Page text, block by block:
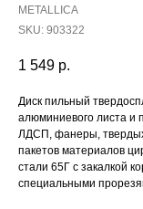
METALLICA
SKU: 903322
1 549 р.
Диск пильный
алюминиевого листа и
ЛДСП, фанеры, твердых
пакетов материалов
стали 65Г с закалкой
специальными
Северодвинск,
Ежедневно с 09:00
+ 7 (8184) 50-11-21